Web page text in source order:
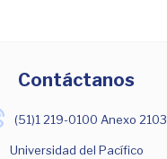
Contáctanos
(51)1 219-0100 Anexo 2103
Universidad del Pacífico